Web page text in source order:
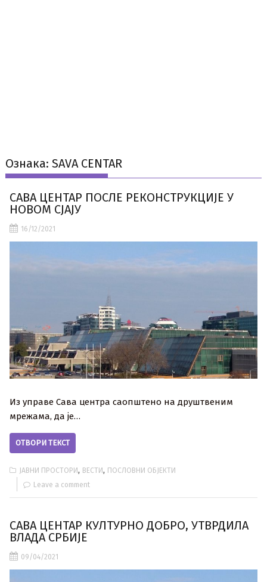
Ознака:SAVA CENTAR
САВА ЦЕНТАР ПОСЛЕ РЕКОНСТРУКЦИЈЕ У
НОВОМ СЈАЈУ
16/12/2021
Из управе Сава центра саопштено на друштвеним
мрежама, да је…
ОТВОРИ ТЕКСТ
ЈАВНИ ПРОСТОРИ, ВЕСТИ, ПОСЛОВНИ ОБЈЕКТИ
Leave a comment
САВА ЦЕНТАР КУЛТУРНО ДОБРО, УТВРДИЛА
ВЛАДА СРБИЈЕ
09/04/2021